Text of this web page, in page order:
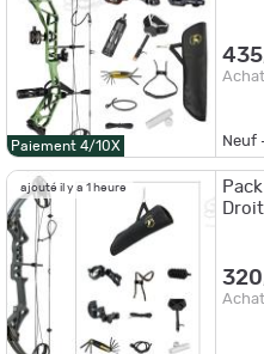
Paiement 4/10X Neuf
ajouté il y a 1 heure